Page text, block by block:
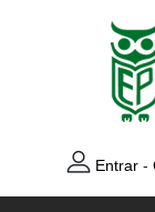
Entrar -